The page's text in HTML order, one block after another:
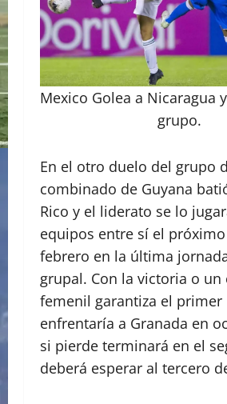
Mexico Golea a Nicaragua
grupo.
En el otro duelo del grupo
combinado de Guyana
Rico y el liderato se lo
equipos entre sí el próximo
febrero en la última
grupal. Con la victoria o un
femenil garantiza el primer
enfrentaría a Granada en
si pierde terminará en el
deberá esperar al tercero